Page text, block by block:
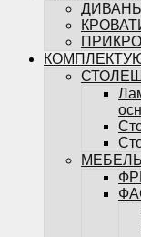
ДИВАНЫ